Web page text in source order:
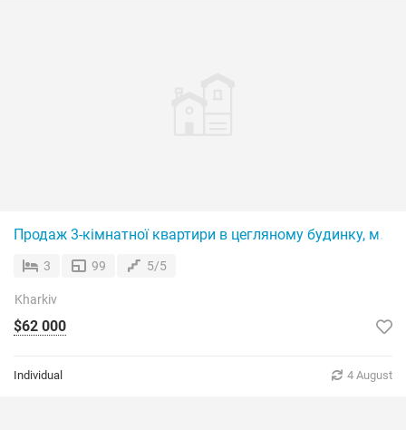
Продаж 3-кімнатної квартири в цегляному будинку, м.
3 99 5/5
Kharkiv
$62 000
Individual 4 August